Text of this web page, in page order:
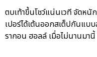
ตบเท้าขึ้นโชว์แน่นเวที จัดหนั
เปอร์ได้เต้นออกสเต็ปกันแ
รากอน ฮอลล์ เมื่อไม่นานมา